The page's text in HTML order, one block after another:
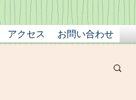
アクセス お問い合わせ